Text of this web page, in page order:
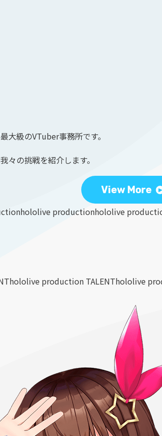
大級のVTuber事務所です。
我々の挑戦を紹介します。
View More
hololive productionhololive
hololive production TALENThololive